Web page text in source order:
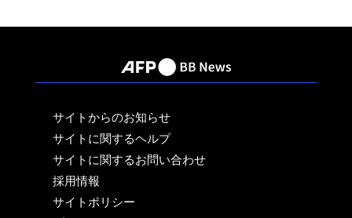
サイトからのお知らせ
サイトに関するヘルプ
サイトに関するお問い合わせ
採用情報
サイトポリシー